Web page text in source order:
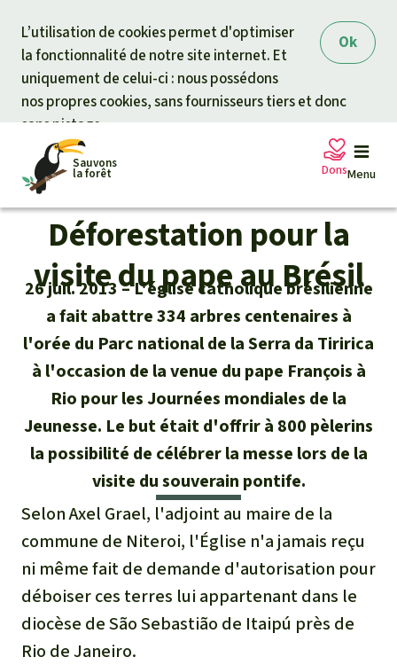
Ok
L’utilisation de cookies permet d'optimiser
la fonctionnalité de notre site internet. Et
uniquement de celui-ci : nous possédons
nos propres cookies, sans fournisseurs tiers et donc
sans pistage.
Sauvons
la forêt Menu
Pétitions
Projets
Informations
Pour approfondir
Actualités
Succès
Lettre d'information
Thématiques
Climat et forêt tropicale
La biodiversité
L'huile de palme
Les aires protégées
Association
Sauvons la forêt
Qui sommes-nous ?
Nous contacter
Transparence
Recherche
Français
Deutsch
English
Dons
Votre soutien est capital
Don général
Fonds d'urgence
Certificats de don
Questions & réponses
Don pour un thème
Protection des animaux
Protection des forêts tropicales
Don pour une région
Asie du Sud-Est
Afrique
Déforestation pour la
visite du pape au Brésil
26 juil. 2013
L'église catholique brésilienne
a fait abattre 334 arbres centenaires à
l'orée du Parc national de la Serra da Tiririca
à l'occasion de la venue du pape François à
Rio pour les Journées mondiales de la
Jeunesse. Le but était d'offrir à 800 pèlerins
la possibilité de célébrer la messe lors de la
visite du souverain pontife.
Selon Axel Grael, l'adjoint au maire de la
commune de Niteroi, l'Église n'a jamais reçu
ni même fait de demande d'autorisation pour
déboiser ces terres lui appartenant dans le
diocèse de São Sebastião de Itaipú près de
Rio de Janeiro.